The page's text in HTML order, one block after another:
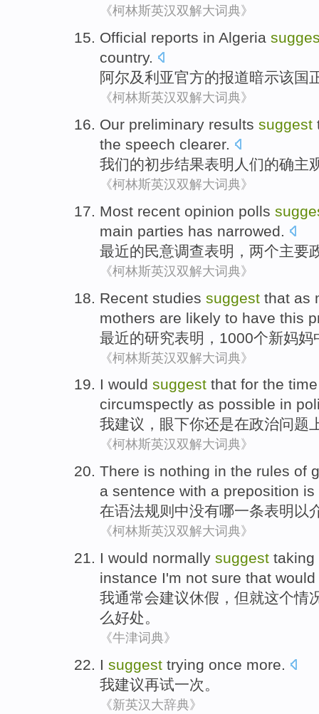
《柯林斯英汉双解大词典》
Official reports in Algeria
country.
阿尔及利亚官方的报道暗示该国
《柯林斯英汉双解大词典》
Our preliminary results suggest
the speech clearer.
我们的初步结果表明 人们的确主
《柯林斯英汉双解大词典》
Most recent opinion polls
main parties has narrowed.
最近的民意调查表明 ， 两个主要
《柯林斯英汉双解大词典》
Recent studies suggest that as
mothers are likely to have this
最近的研究表明 ，1000个新妈妈
《柯林斯英汉双解大词典》
I would suggest that for the
circumspectly as possible in
我建议 ，眼下你还是在政治问题
《柯林斯英汉双解大词典》
There is nothing in the rules of
a sentence with a preposition is
在语法规则 中没有哪一条表明 以
《柯林斯英汉双解大词典》
I would normally suggest taking
instance I'm not sure that would
我通常会建议休假 ， 但就这个情
么好处。
《牛津词典》
I suggest trying once more.
我建议再试一次。
《新英汉大辞典》